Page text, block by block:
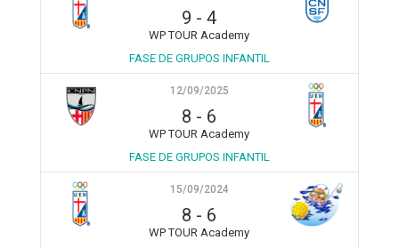
9 -4
WP TOUR Academy
FASE DE GRUPOS INFANTIL
12/09/2025
8 - 6
WP TOUR Academy
FASE DE GRUPOS INFANTIL
15/09/2024
8 - 6
WP TOUR Academy